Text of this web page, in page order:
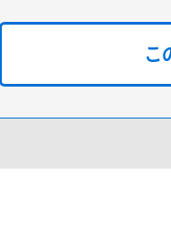
示する